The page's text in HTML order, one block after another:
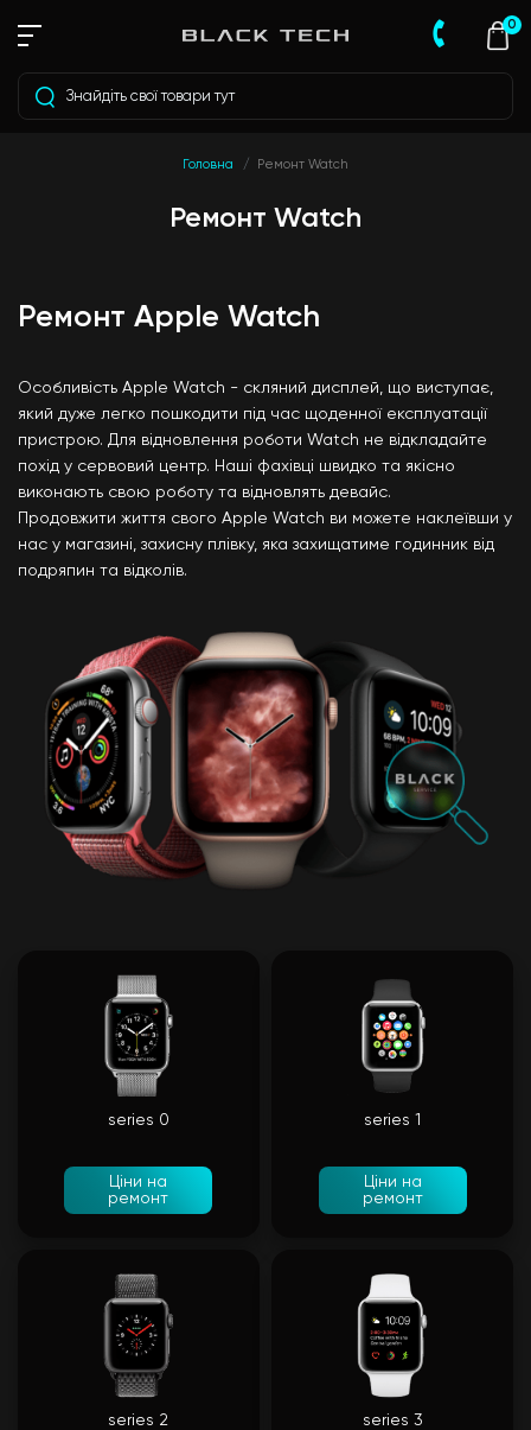
0
Головна Ремонт Watch
Ремонт Watch
Ремонт Apple Watch
Особливість Apple Watch - скляний дисплей, що виступає,
який дуже легко пошкодити під час щоденної експлуатації
пристрою. Для відновлення роботи Watch не відкладайте
похід у сервовий центр. Наші фахівці швидко та якісно
виконають свою роботу та відновлять девайс.
Продовжити життя свого Apple Watch ви можете наклеївши у
нас у магазині, захисну плівку, яка захищатиме годинник від
подряпин та відколів.
series 0
Ціни на
ремонт
series 1
Ціни на
ремонт
series 2 series 3